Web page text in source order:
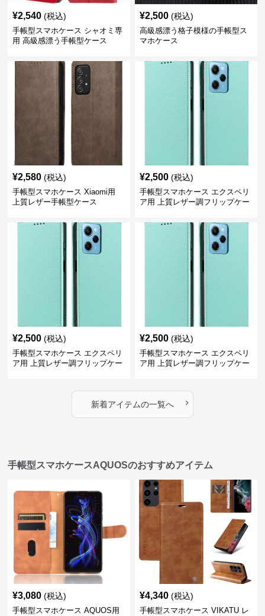
¥2,540 (税込)
手帳型スマホケース シャオミ専
用 高級感漂う手帳型ケース
¥2,500 (税込)
高級感漂う格子模様の手帳型ス
マホケース
¥2,580 (税込)
手帳型スマホケース Xiaomi用
上質レザー手帳型ケース
¥2,500 (税込)
手帳型スマホケース エクスペリ
ア用 上質レザー調フリップケー
¥2,500 (税込)
手帳型スマホケース エクスペリ
ア用 上質レザー調フリップケー
¥2,500 (税込)
手帳型スマホケース エクスペリ
ア用 上質レザー調フリップケー
新着アイテムの一覧へ ›
手帳型スマホケースAQUOSのおすすめアイテム
¥3,080 (税込)
手帳型スマホケース AQUOS用
¥4,340 (税込)
手帳型スマホケース VIKATU レ